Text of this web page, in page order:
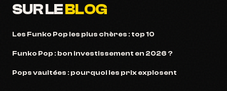
SUR LEBLOG
Les Funko Pop les plus chères : top 10
Funko Pop : bon investissement en 2026 ?
Pops vaultées : pourquoi les prix explosent